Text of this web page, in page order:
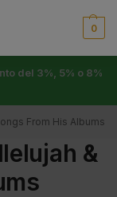
0
del 3%, 5% o 8%
From His Albums
&